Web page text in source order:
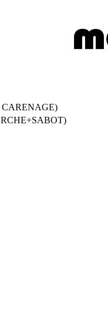
CARENAGE)